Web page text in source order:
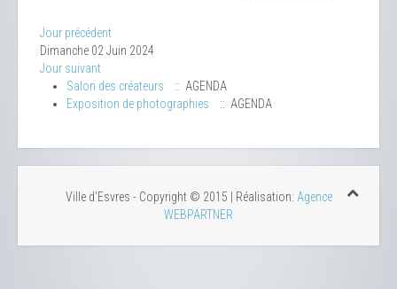
Jour précédent
Dimanche 02 Juin 2024
Jour suivant
Salon des créateurs
:: AGENDA
Exposition de photographies
:: AGENDA
Ville d'Esvres - Copyright © 2015 | Réalisation: Agence
WEBPARTNER